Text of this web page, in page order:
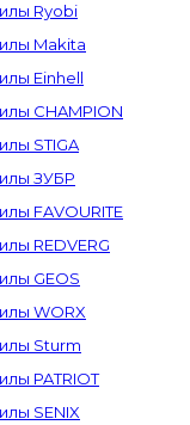
Ryobi
Makita
Einhell
CHAMPION
STIGA
ЗУБР
FAVOURITE
REDVERG
GEOS
WORX
Sturm
PATRIOT
SENIX